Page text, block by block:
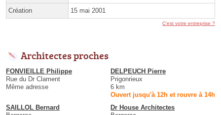
Création 15 mai 2001
C'est votre entreprise ?
Architectes proches
FONVIEILLE Philippe
Rue du Dr Clament
Même adresse
DELPEUCH Pierre
Prigonrieux
6 km
Ouvert jusqu'à 12h et rouvre à 14h
SAILLOL Bernard
Dr House Architectes